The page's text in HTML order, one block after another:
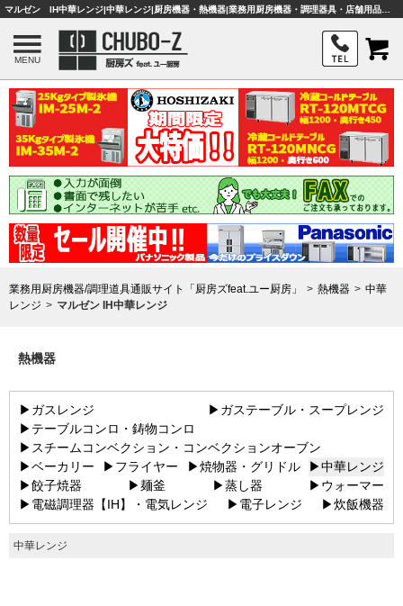
MENU
業務用厨房機器/調理道具通販サイト「厨房ズfeat.ユー厨房」 熱機器
中華
レンジ
マルゼン IH中華レンジ
熱機器
▶ガスレンジ
▶ガステーブル・スープレンジ
▶テーブルコンロ・鋳物コンロ
▶スチームコンベクション・コンベクションオーブン
▶ベーカリー
▶フライヤー ▶焼物器・グリドル
▶中華レンジ
▶餃子焼器
▶麺釜 ▶蒸し器
▶ウォーマー
▶電磁調理器【IH】・電気レンジ
▶電子レンジ ▶炊飯機器
中華レンジ